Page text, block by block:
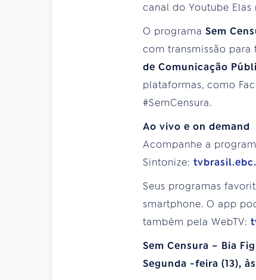
canal do Youtube Elas
O programa Sem
com transmissão para
de Comunicação
plataformas, como
#SemCensura.
Ao vivo e on demand
Acompanhe a
Sintonize:
Seus programas
smartphone. O app
também pela WebTV:
Sem Censura – Bia
Segunda -feira (13),